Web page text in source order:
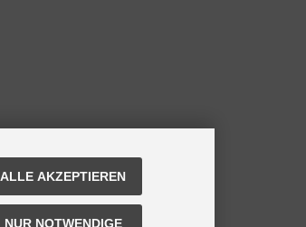
ALLE AKZEPTIEREN
NUR NOTWENDIGE